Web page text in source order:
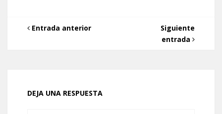
Entrada anterior
Siguiente
entrada
DEJA UNA RESPUESTA